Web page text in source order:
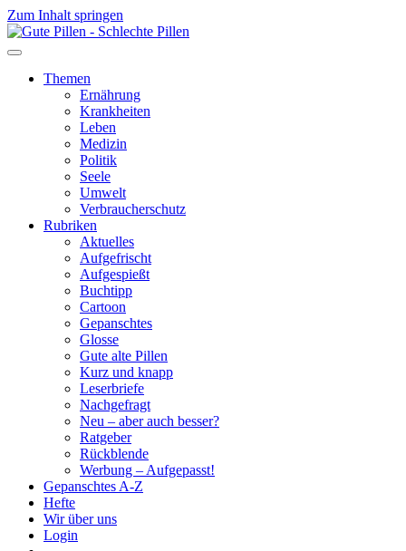
Zum Inhalt springen
Themen
Ernährung
Krankheiten
Leben
Medizin
Politik
Seele
Umwelt
Verbraucherschutz
Rubriken
Aktuelles
Aufgefrischt
Aufgespießt
Buchtipp
Cartoon
Gepanschtes
Glosse
Gute alte Pillen
Kurz und knapp
Leserbriefe
Nachgefragt
Neu – aber auch besser?
Ratgeber
Rückblende
Werbung – Aufgepasst!
Gepanschtes A-Z
Hefte
Wir über uns
Login